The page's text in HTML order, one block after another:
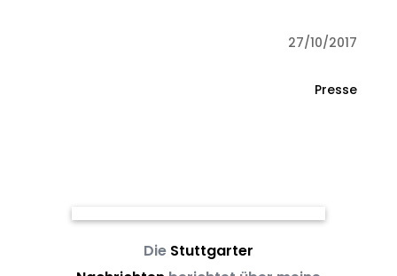
27/10/2017
Presse
Die Stuttgarter